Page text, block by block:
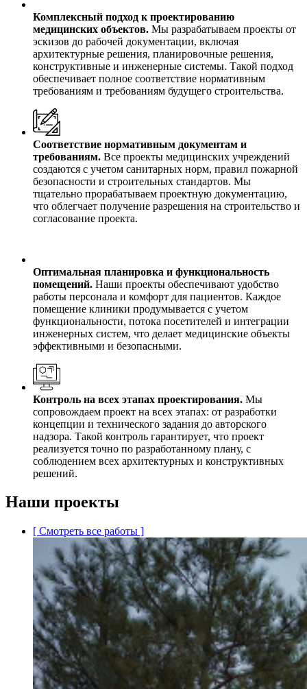
Комплексный подход к проектированию
медицинских объектов. Мы разрабатываем проекты от
эскизов до рабочей документации, включая
архитектурные решения, планировочные решения,
конструктивные и инженерные системы. Такой подход
обеспечивает полное соответствие нормативным
требованиям и требованиям будущего строительства.
Соответствие нормативным документам и
требованиям. Все проекты медицинских учреждений
создаются с учетом санитарных норм, правил пожарной
безопасности и строительных стандартов. Мы
тщательно прорабатываем проектную документацию,
что облегчает получение разрешения на строительство и
согласование проекта.
Оптимальная планировка и функциональность
помещений. Наши проекты обеспечивают удобство
работы персонала и комфорт для пациентов. Каждое
помещение клиники продумывается с учетом
функциональности, потока посетителей и интеграции
инженерных систем, что делает медицинские объекты
эффективными и безопасными.
Контроль на всех этапах проектирования. Мы
сопровождаем проект на всех этапах: от разработки
концепции и технического задания до авторского
надзора. Такой контроль гарантирует, что проект
реализуется точно по разработанному плану, с
соблюдением всех архитектурных и конструктивных
решений.
Наши проекты
[ Смотреть все работы ]